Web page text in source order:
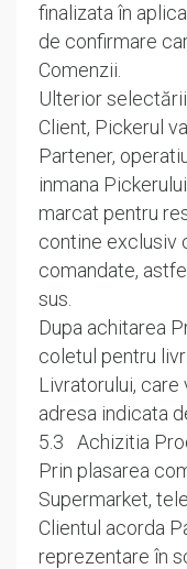
finalizata în
de confirmare
Comenzii.
Ulterior
Client, Pickerul
Partener,
inmana
marcat pentru
contine exclusiv
comandate,
sus.
Dupa achitarea
coletul pentru
Livratorului, care
adresa indicata
5.3 Achizitia
Prin plasarea
Supermarket,
Clientul acorda
reprezentare în